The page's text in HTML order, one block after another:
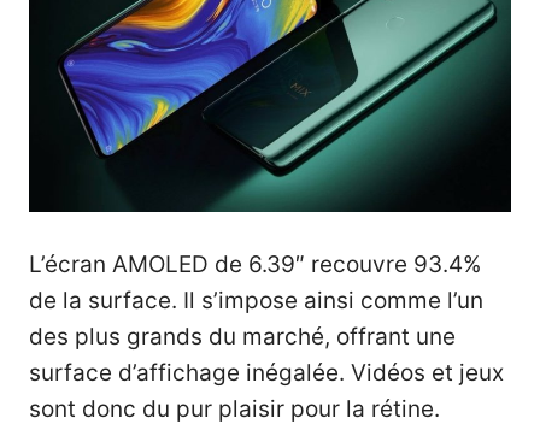
L’écran AMOLED de 6.39″ recouvre 93.4%
de la surface. Il s’impose ainsi comme l’un
des plus grands du marché, offrant une
surface d’affichage inégalée. Vidéos et jeux
sont donc du pur plaisir pour la rétine.